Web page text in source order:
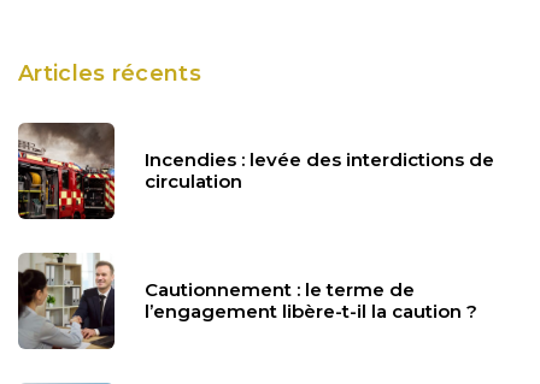
Articles récents
Incendies : levée des interdictions de
circulation
Cautionnement : le terme de
l’engagement libère-t-il la caution ?